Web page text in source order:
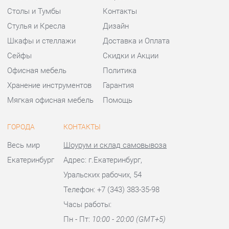
ГОРОДА
Весь мир
Екатеринбург
КОНТАКТЫ
Шоурум и склад самовывоза
Адрес: г.Екатеринбург,
Уральских рабочих, 54
Телефон: +7 (343) 383-35-98
Часы работы:
© 2009-2026 Офисная мебель Екатеринбург